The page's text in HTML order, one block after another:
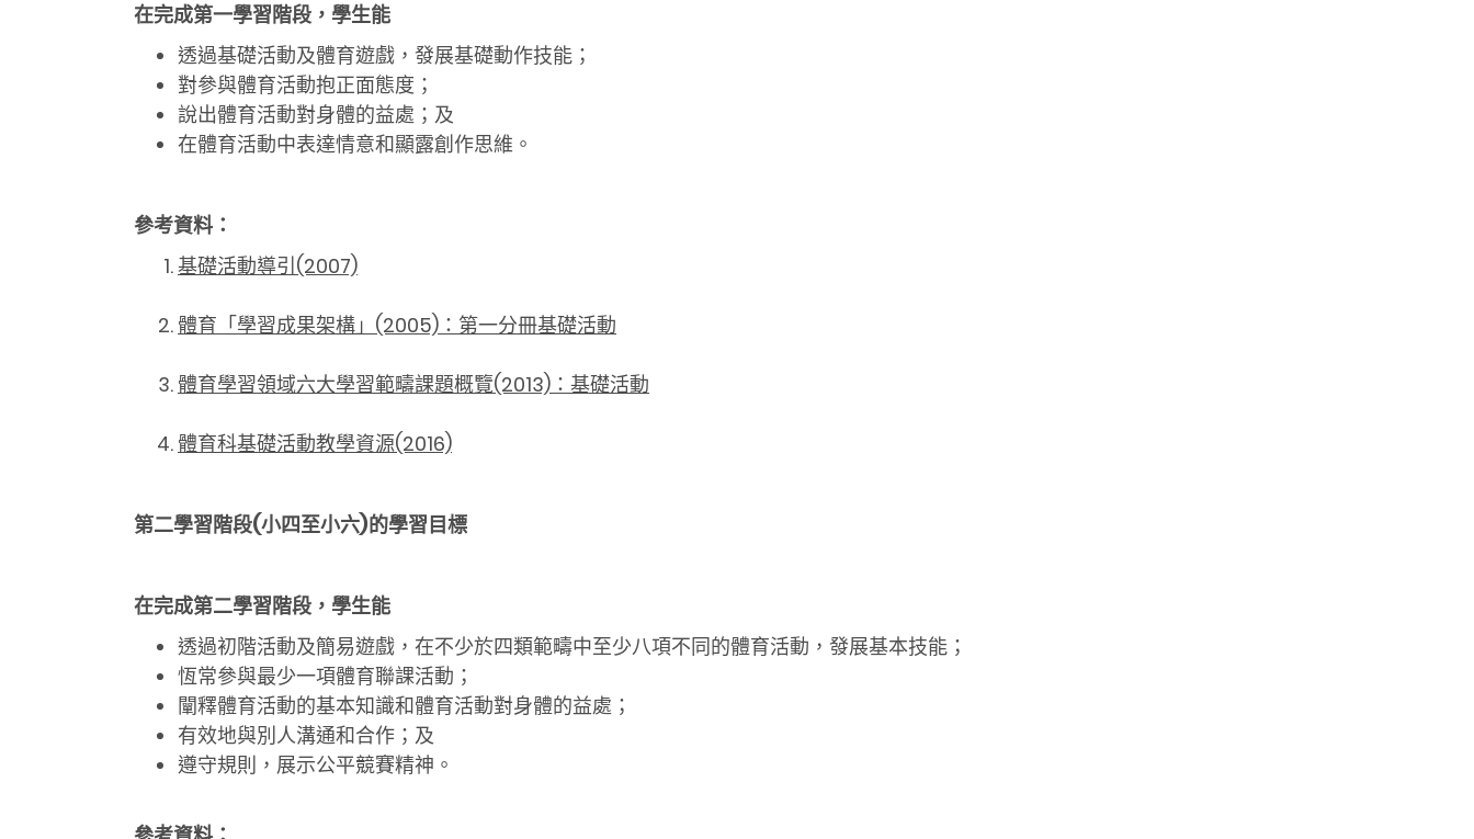
在完成第一學習階段，學生能
透過基礎活動及體育遊戲，發展基礎動作技能；
對參與體育活動抱正面態度；
說出體育活動對身體的益處；及
在體育活動中表達情意和顯露創作思維。
參考資料：
基礎活動導引(2007)
體育「學習成果架構」(2005)：第一分冊基礎活動
體育學習領域六大學習範疇課題概覽(2013)：基礎活動
體育科基礎活動教學資源(2016)
第二學習階段(小四至小六)的學習目標
在完成第二學習階段，學生能
透過初階活動及簡易遊戲，在不少於四類範疇中至少八項不同的體育活動，發展基本技能；
恆常參與最少一項體育聯課活動；
闡釋體育活動的基本知識和體育活動對身體的益處；
有效地與別人溝通和合作；及
遵守規則，展示公平競賽精神。